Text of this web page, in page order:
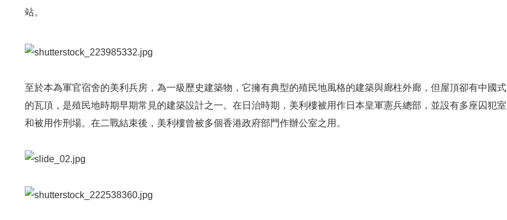
站。
至於本為軍官宿舍的美利兵房，為一級歷史建築物，它擁有典型的殖民地風格的建築與廊柱外廊，但屋頂卻有中國式
的瓦頂，是殖民地時期早期常見的建築設計之一。在日治時期，美利樓被用作日本皇軍憲兵總部，並設有多座囚犯室
和被用作刑場。在二戰結束後，美利樓曾被多個香港政府部門作辦公室之用。